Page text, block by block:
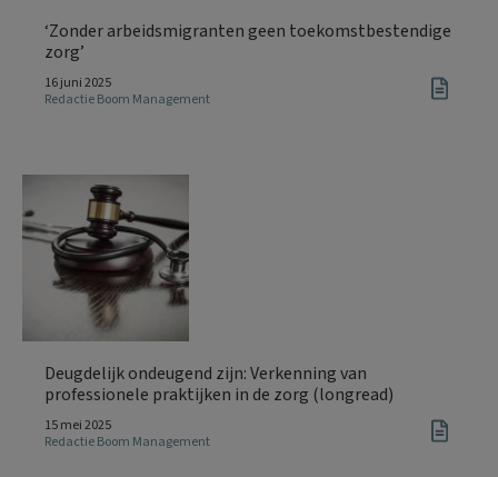
‘Zonder arbeidsmigranten geen toekomstbestendige
zorg’
16 juni 2025
Redactie Boom Management
Deugdelijk ondeugend zijn: Verkenning van
professionele praktijken in de zorg (longread)
15 mei 2025
Redactie Boom Management